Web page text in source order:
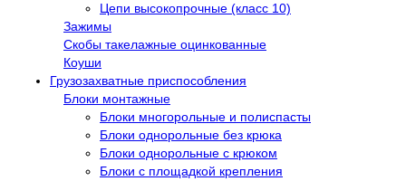
Цепи высокопрочные (класс 10)
Зажимы
Скобы такелажные оцинкованные
Коуши
Грузозахватные приспособления
Блоки монтажные
Блоки многорольные и полиспасты
Блоки однорольные без крюка
Блоки однорольные с крюком
Блоки с площадкой крепления